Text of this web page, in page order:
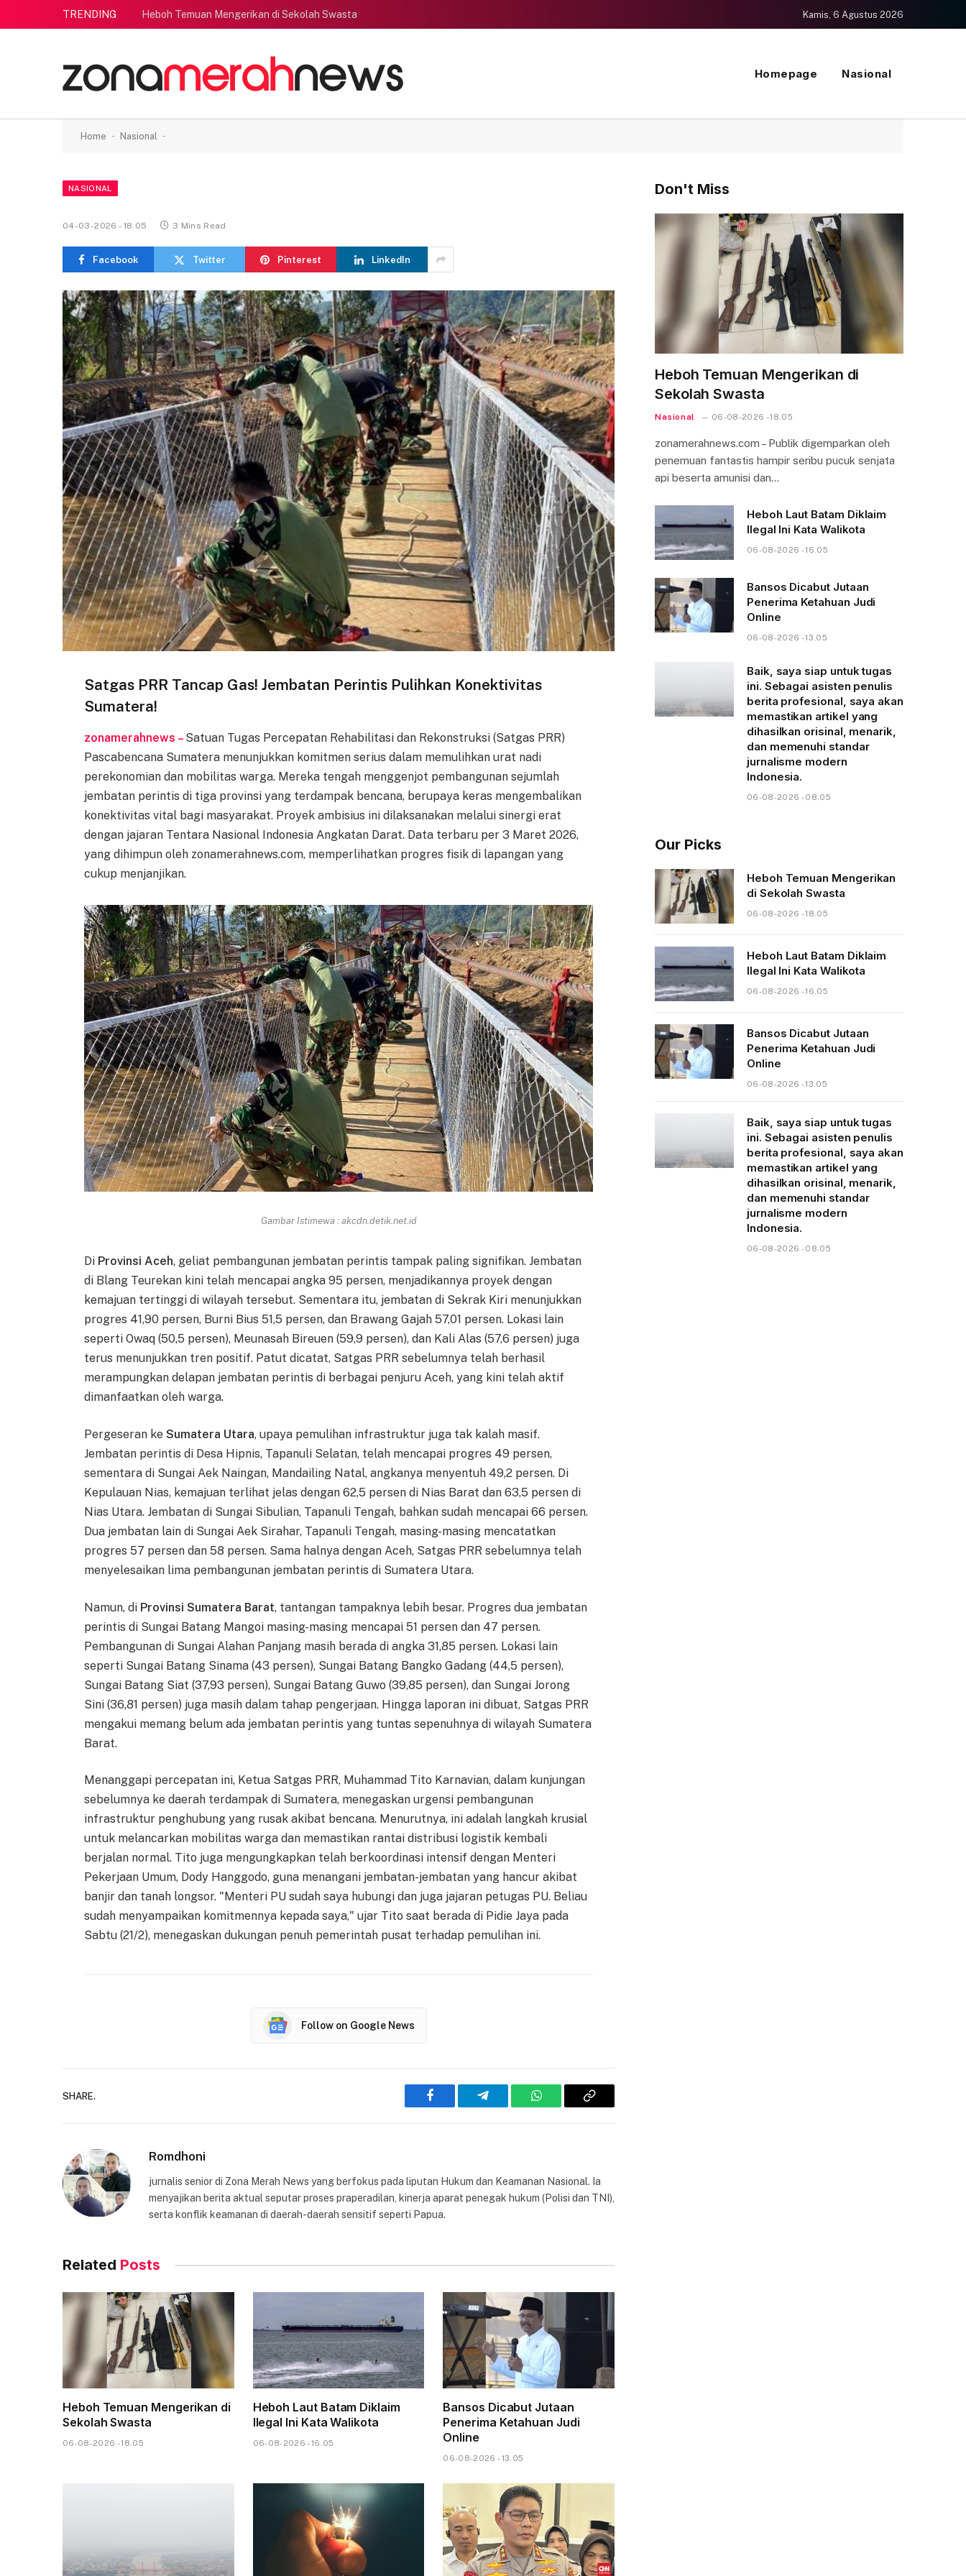
TRENDING Heboh Temuan Mengerikan di Sekolah Swasta Kamis, 6 Agustus 2026
Homepage Nasional
Home - Nasional -
NASIONAL
04-03-2026 - 18.05 3 Mins Read
Facebook Twitter Pinterest LinkedIn
Satgas PRR Tancap Gas! Jembatan Perintis Pulihkan Konektivitas
Sumatera!
zonamerahnews – Satuan Tugas Percepatan Rehabilitasi dan Rekonstruksi (Satgas PRR)
Pascabencana Sumatera menunjukkan komitmen serius dalam memulihkan urat nadi
perekonomian dan mobilitas warga. Mereka tengah menggenjot pembangunan sejumlah
jembatan perintis di tiga provinsi yang terdampak bencana, berupaya keras mengembalikan
konektivitas vital bagi masyarakat. Proyek ambisius ini dilaksanakan melalui sinergi erat
dengan jajaran Tentara Nasional Indonesia Angkatan Darat. Data terbaru per 3 Maret 2026,
yang dihimpun oleh zonamerahnews.com, memperlihatkan progres fisik di lapangan yang
cukup menjanjikan.
Gambar Istimewa : akcdn.detik.net.id
Di Provinsi Aceh, geliat pembangunan jembatan perintis tampak paling signifikan. Jembatan
di Blang Teurekan kini telah mencapai angka 95 persen, menjadikannya proyek dengan
kemajuan tertinggi di wilayah tersebut. Sementara itu, jembatan di Sekrak Kiri menunjukkan
progres 41,90 persen, Burni Bius 51,5 persen, dan Brawang Gajah 57,01 persen. Lokasi lain
seperti Owaq (50,5 persen), Meunasah Bireuen (59,9 persen), dan Kali Alas (57,6 persen) juga
terus menunjukkan tren positif. Patut dicatat, Satgas PRR sebelumnya telah berhasil
merampungkan delapan jembatan perintis di berbagai penjuru Aceh, yang kini telah aktif
dimanfaatkan oleh warga.
Pergeseran keSumatera Utara, upaya pemulihan infrastruktur juga tak kalah masif.
Jembatan perintis di Desa Hipnis, Tapanuli Selatan, telah mencapai progres 49 persen,
sementara di Sungai Aek Naingan, Mandailing Natal, angkanya menyentuh 49,2 persen. Di
Kepulauan Nias, kemajuan terlihat jelas dengan 62,5 persen di Nias Barat dan 63,5 persen di
Nias Utara. Jembatan di Sungai Sibulian, Tapanuli Tengah, bahkan sudah mencapai 66 persen.
Dua jembatan lain di Sungai Aek Sirahar, Tapanuli Tengah, masing-masing mencatatkan
progres 57 persen dan 58 persen. Sama halnya dengan Aceh, Satgas PRR sebelumnya telah
menyelesaikan lima pembangunan jembatan perintis di Sumatera Utara.
Namun, di Provinsi Sumatera Barat, tantangan tampaknya lebih besar. Progres dua jembatan
perintis di Sungai Batang Mangoi masing-masing mencapai 51 persen dan 47 persen.
Pembangunan di Sungai Alahan Panjang masih berada di angka 31,85 persen. Lokasi lain
seperti Sungai Batang Sinama (43 persen), Sungai Batang Bangko Gadang (44,5 persen),
Sungai Batang Siat (37,93 persen), Sungai Batang Guwo (39,85 persen), dan Sungai Jorong
Sini (36,81 persen) juga masih dalam tahap pengerjaan. Hingga laporan ini dibuat, Satgas PRR
mengakui memang belum ada jembatan perintis yang tuntas sepenuhnya di wilayah Sumatera
Barat.
Menanggapi percepatan ini, Ketua Satgas PRR, Muhammad Tito Karnavian, dalam kunjungan
sebelumnya ke daerah terdampak di Sumatera, menegaskan urgensi pembangunan
infrastruktur penghubung yang rusak akibat bencana. Menurutnya, ini adalah langkah krusial
untuk melancarkan mobilitas warga dan memastikan rantai distribusi logistik kembali
berjalan normal. Tito juga mengungkapkan telah berkoordinasi intensif dengan Menteri
Pekerjaan Umum, Dody Hanggodo, guna menangani jembatan-jembatan yang hancur akibat
banjir dan tanah longsor. "Menteri PU sudah saya hubungi dan juga jajaran petugas PU. Beliau
sudah menyampaikan komitmennya kepada saya," ujar Tito saat berada di Pidie Jaya pada
Sabtu (21/2), menegaskan dukungan penuh pemerintah pusat terhadap pemulihan ini.
Follow on Google News
SHARE.
Facebook Telegram WhatsAppCopy
Romdhoni
jurnalis senior di Zona Merah News yang berfokus pada liputan Hukum dan Keamanan Nasional. Ia
menyajikan berita aktual seputar proses praperadilan, kinerja aparat penegak hukum (Polisi dan TNI),
serta konflik keamanan di daerah-daerah sensitif seperti Papua.
Related Posts
Heboh Temuan Mengerikan di
Sekolah Swasta
06-08-2026 - 18.05
Heboh Laut Batam Diklaim
Ilegal Ini Kata Walikota
06-08-2026 - 16.05
Bansos Dicabut Jutaan
Penerima Ketahuan Judi
Online
06-08-2026 - 13.05
Don't Miss
Heboh Temuan Mengerikan di
Sekolah Swasta
Nasional 06-08-2026 - 18.05
zonamerahnews.com – Publik digemparkan oleh
penemuan fantastis hampir seribu pucuk senjata
api beserta amunisi dan…
Heboh Laut Batam Diklaim
Ilegal Ini Kata Walikota
06-08-2026 - 16.05
Bansos Dicabut Jutaan
Penerima Ketahuan Judi
Online
06-08-2026 - 13.05
Baik, saya siap untuk tugas
ini. Sebagai asisten penulis
berita profesional, saya akan
memastikan artikel yang
dihasilkan orisinal, menarik,
dan memenuhi standar
jurnalisme modern
Indonesia.
06-08-2026 - 08.05
Our Picks
Heboh Temuan Mengerikan
di Sekolah Swasta
06-08-2026 - 18.05
Heboh Laut Batam Diklaim
Ilegal Ini Kata Walikota
06-08-2026 - 16.05
Bansos Dicabut Jutaan
Penerima Ketahuan Judi
Online
06-08-2026 - 13.05
Baik, saya siap untuk tugas
ini. Sebagai asisten penulis
berita profesional, saya akan
memastikan artikel yang
dihasilkan orisinal, menarik,
dan memenuhi standar
jurnalisme modern
Indonesia.
06-08-2026 - 08.05